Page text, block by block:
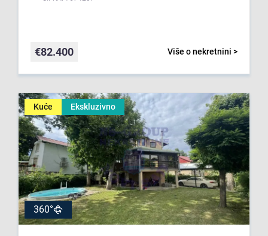
Više o nekretnini >
€82.400
Kuće Ekskluzivno
360°